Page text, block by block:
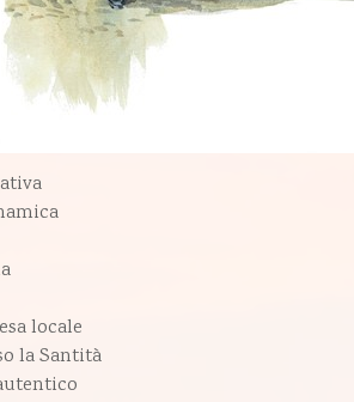
locale
la Santità